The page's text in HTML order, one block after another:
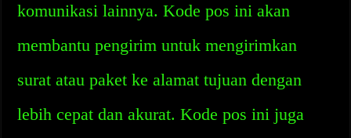
komunikasi lainnya. Kode pos ini akan
membantu pengirim untuk mengirimkan
surat atau paket ke alamat tujuan dengan
lebih cepat dan akurat. Kode pos ini juga